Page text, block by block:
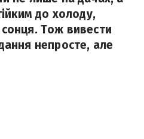
до холоду,
Тож вивести
непросте, але